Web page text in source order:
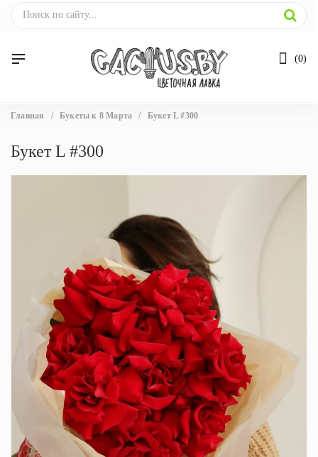
0
Вы
Главная / Букеты к 8 Марта / Букет L #300
Букет L #300